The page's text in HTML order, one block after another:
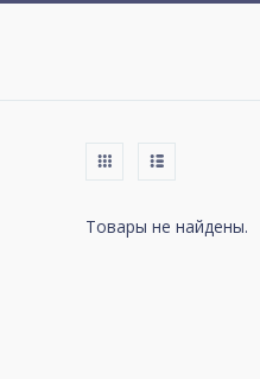
Товары не найдены.